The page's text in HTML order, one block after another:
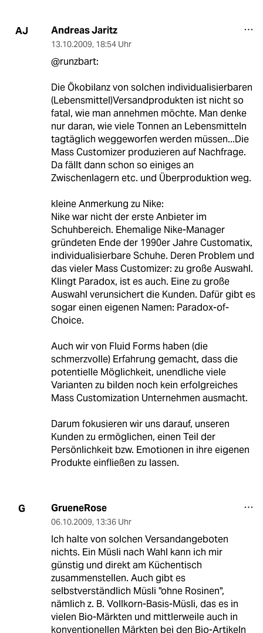
AJ Andreas Jaritz
13.10.2009, 18:54 Uhr
@runzbart:
Die Ökobilanz von solchen individualisierbaren
(Lebensmittel)Versandprodukten ist nicht so
fatal, wie man annehmen möchte. Man denke
nur daran, wie viele Tonnen an Lebensmitteln
tagtäglich weggeworfen werden müssen...Die
Mass Customizer produzieren auf Nachfrage.
Da fällt dann schon so einiges an
Zwischenlagern etc. und Überproduktion weg.
kleine Anmerkung zu Nike:
Nike war nicht der erste Anbieter im
Schuhbereich. Ehemalige Nike-Manager
gründeten Ende der 1990er Jahre Customatix,
individualisierbare Schuhe. Deren Problem und
das vieler Mass Customizer: zu große Auswahl.
Klingt Paradox, ist es auch. Eine zu große
Auswahl verunsichert die Kunden. Dafür gibt es
sogar einen eigenen Namen: Paradox-of-
Choice.
Auch wir von Fluid Forms haben (die
schmerzvolle) Erfahrung gemacht, dass die
potentielle Möglichkeit, unendliche viele
Varianten zu bilden noch kein erfolgreiches
Mass Customization Unternehmen ausmacht.
Darum fokusieren wir uns darauf, unseren
Kunden zu ermöglichen, einen Teil der
Persönlichkeit bzw. Emotionen in ihre eigenen
Produkte einfließen zu lassen.
G GrueneRose
06.10.2009, 13:36 Uhr
Ich halte von solchen Versandangeboten
nichts. Ein Müsli nach Wahl kann ich mir
günstig und direkt am Küchentisch
zusammenstellen. Auch gibt es
selbstverständlich Müsli "ohne Rosinen",
nämlich z. B. Vollkorn-Basis-Müsli, das es in
vielen Bio-Märkten und mittlerweile auch in
konventionellen Märkten bei den Bio-Artikeln